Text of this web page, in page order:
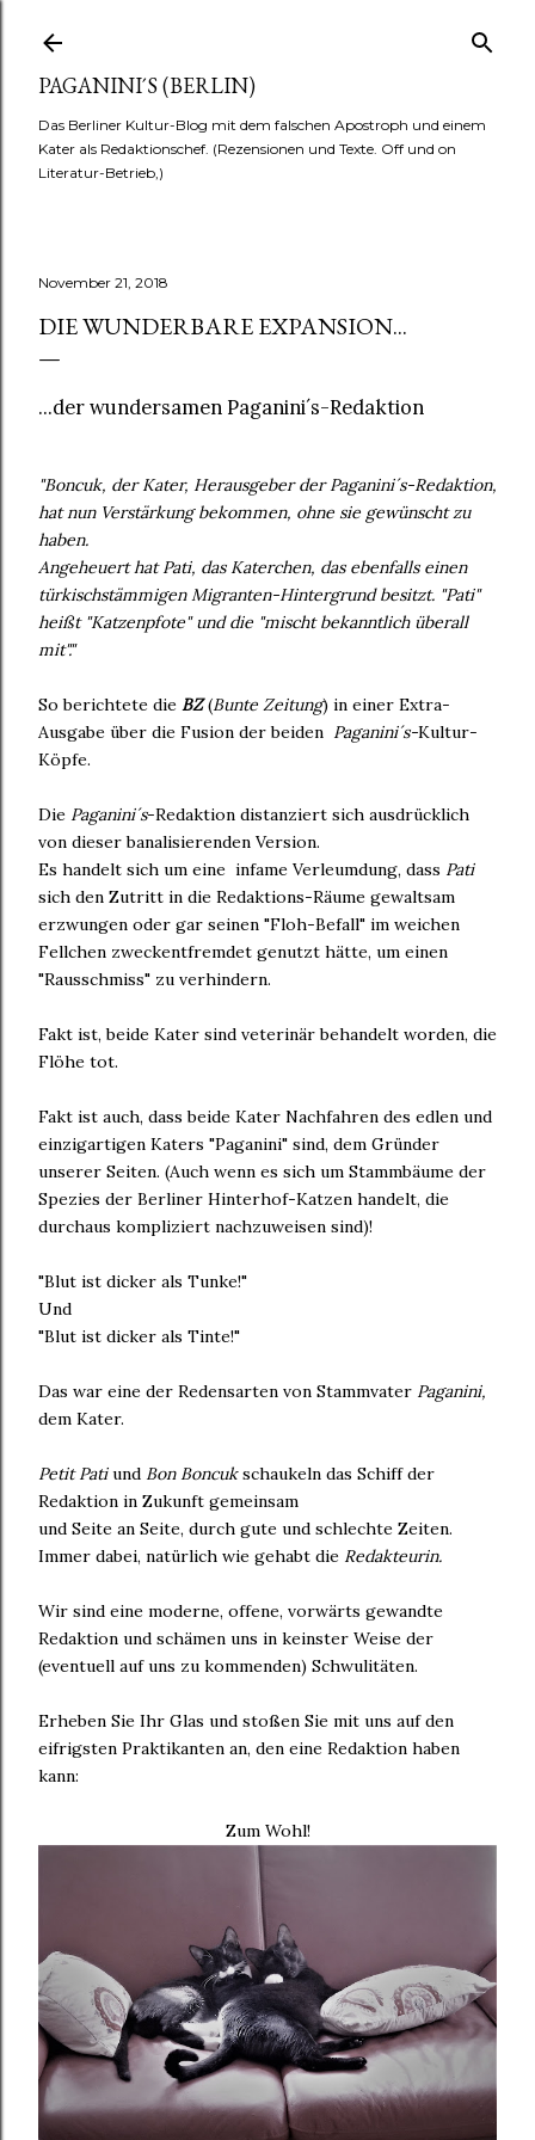
PAGANINI´S (BERLIN)
Das Berliner Kultur-Blog mit dem falschen Apostroph und einem
Kater als Redaktionschef. (Rezensionen und Texte. Off und on
Literatur-Betrieb,)
November 21, 2018
DIE WUNDERBARE EXPANSION...
...der wundersamen Paganini´s-Redaktion
"Boncuk, der Kater, Herausgeber der Paganini´s-Redaktion,
hat nun Verstärkung bekommen, ohne sie gewünscht zu
haben.
Angeheuert hat Pati, das Katerchen, das ebenfalls einen
türkischstämmigen Migranten-Hintergrund besitzt. "Pati"
heißt "Katzenpfote" und die "mischt bekanntlich überall
mit"."
So berichtete die BZ(Bunte Zeitung) in einer Extra-
Ausgabe über die Fusion der beiden Paganini´s-Kultur-
Köpfe.
Die Paganini´s-Redaktion distanziert sich ausdrücklich
von dieser banalisierenden Version.
Es handelt sich um eine infame Verleumdung, dass Pati
sich den Zutritt in die Redaktions-Räume gewaltsam
erzwungen oder gar seinen "Floh-Befall" im weichen
Fellchen zweckentfremdet genutzt hätte, um einen
"Rausschmiss" zu verhindern.
Fakt ist, beide Kater sind veterinär behandelt worden, die
Flöhe tot.
Fakt ist auch, dass beide Kater Nachfahren des edlen und
einzigartigen Katers "Paganini" sind, dem Gründer
unserer Seiten. (Auch wenn es sich um Stammbäume der
Spezies der Berliner Hinterhof-Katzen handelt, die
durchaus kompliziert nachzuweisen sind)!
"Blut ist dicker als Tunke!"
Und
"Blut ist dicker als Tinte!"
Das war eine der Redensarten von Stammvater Paganini,
dem Kater.
Petit Patiund Bon Boncukschaukeln das Schiff der
Redaktion in Zukunft gemeinsam
und Seite an Seite, durch gute und schlechte Zeiten.
Immer dabei, natürlich wie gehabt die Redakteurin.
Wir sind eine moderne, offene, vorwärts gewandte
Redaktion und schämen uns in keinster Weise der
(eventuell auf uns zu kommenden) Schwulitäten.
Erheben Sie Ihr Glas und stoßen Sie mit uns auf den
eifrigsten Praktikanten an, den eine Redaktion haben
kann:
Zum Wohl!